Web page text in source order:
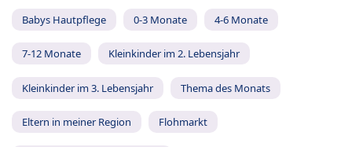
Babys Hautpflege 0-3 Monate 4-6 Monate
7-12 Monate Kleinkinder im 2. Lebensjahr
Kleinkinder im 3. Lebensjahr Thema des Monats
Eltern in meiner Region Flohmarkt